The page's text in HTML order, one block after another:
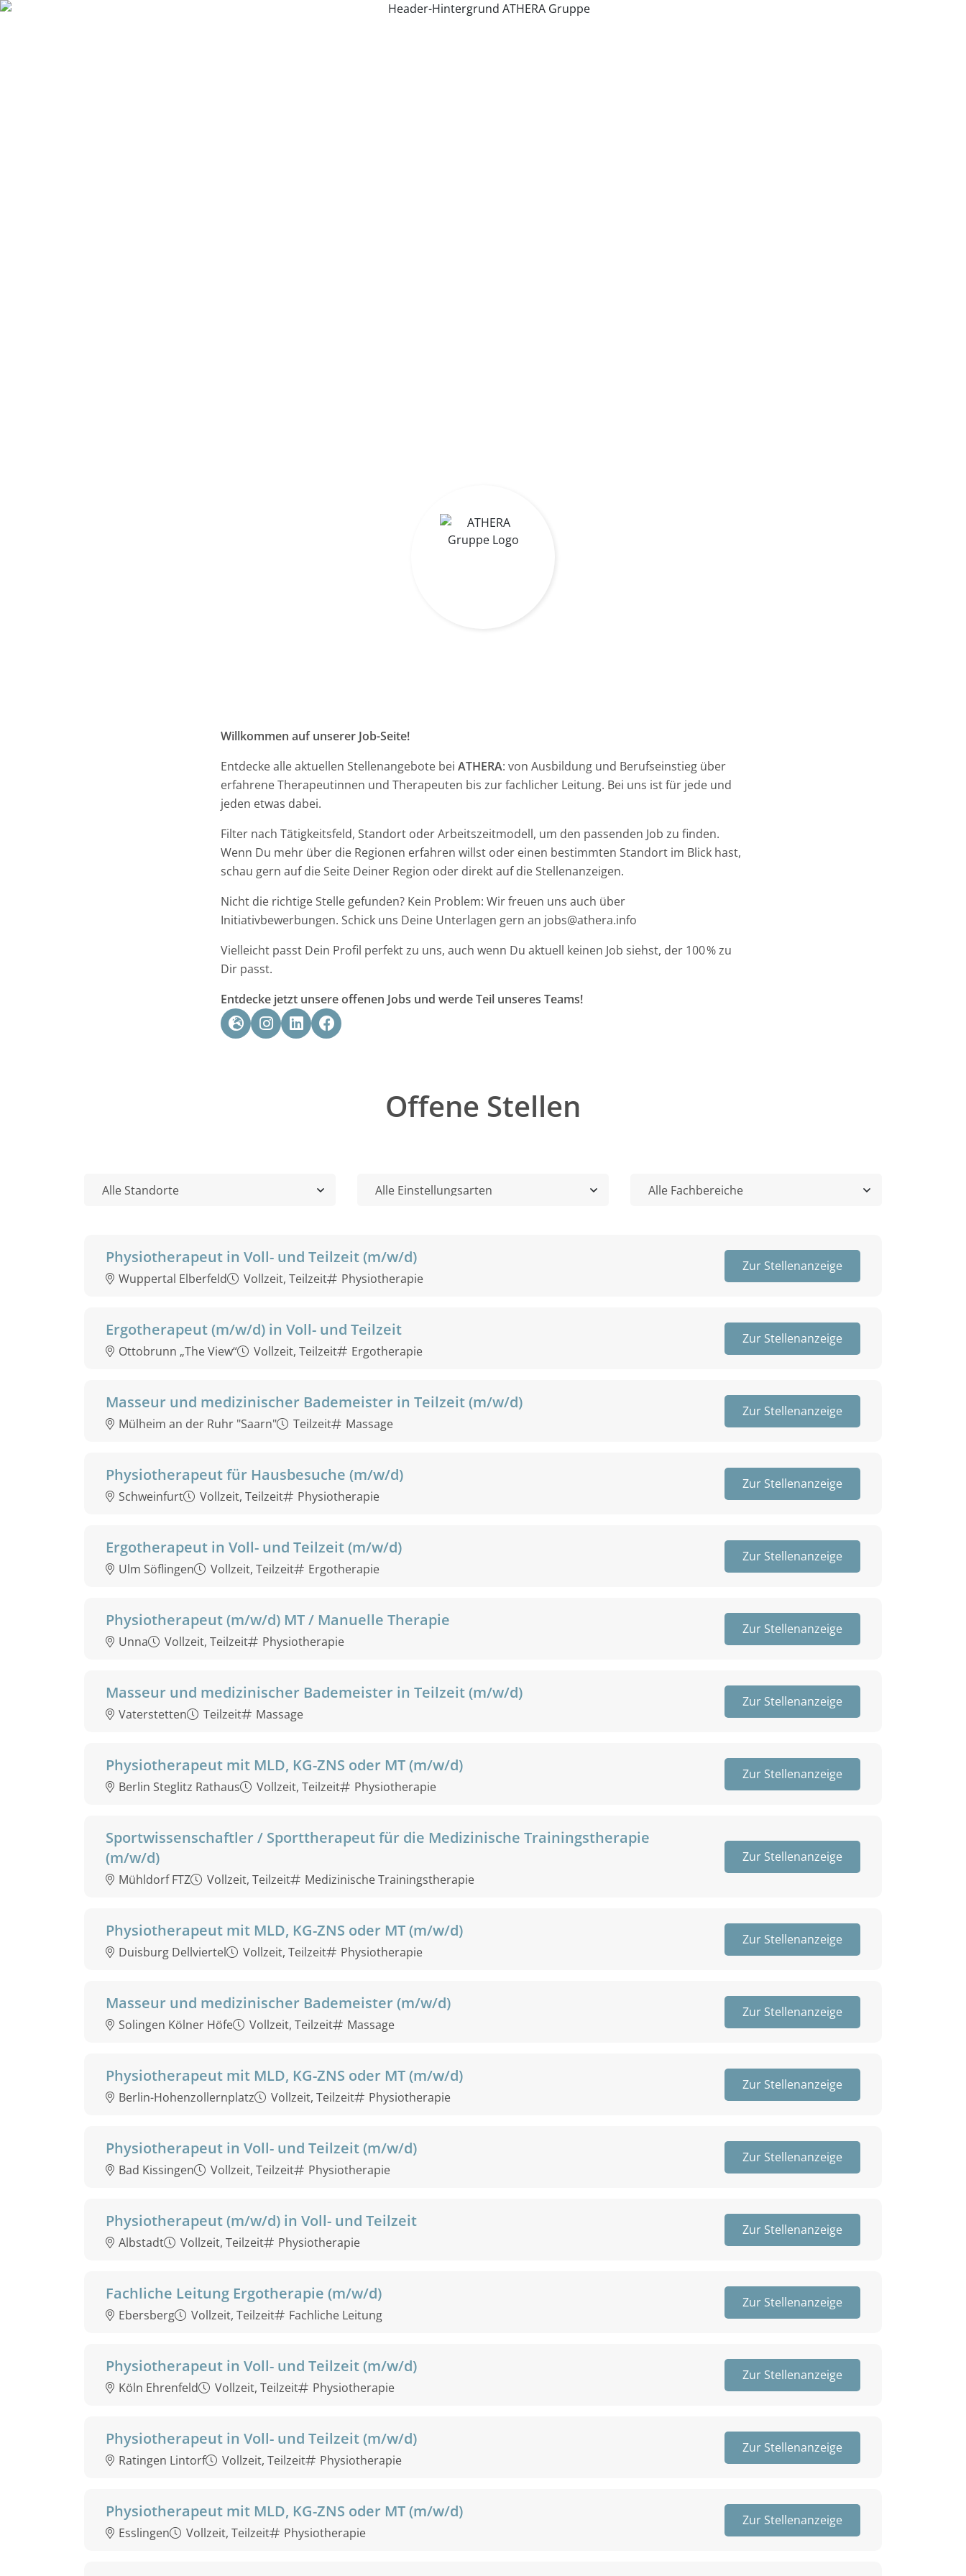
Willkommen auf unserer Job-Seite!
Entdecke alle aktuellen Stellenangebote bei ATHERA: von Ausbildung und Berufseinstieg über
erfahrene Therapeutinnen und Therapeuten bis zur fachlicher Leitung. Bei uns ist für jede und
jeden etwas dabei.
Filter nach Tätigkeitsfeld, Standort oder Arbeitszeitmodell, um den passenden Job zu finden.
Wenn Du mehr über die Regionen erfahren willst oder einen bestimmten Standort im Blick hast,
schau gern auf die Seite Deiner Region oder direkt auf die Stellenanzeigen.
Nicht die richtige Stelle gefunden? Kein Problem: Wir freuen uns auch über
Initiativbewerbungen. Schick uns Deine Unterlagen gern an jobs@athera.info
Vielleicht passt Dein Profil perfekt zu uns, auch wenn Du aktuell keinen Job siehst, der 100 % zu
Dir passt.
Entdecke jetzt unsere offenen Jobs und werde Teil unseres Teams!
Offene Stellen
Physiotherapeut in Voll- und Teilzeit (m/w/d)
Wuppertal Elberfeld Vollzeit, Teilzeit Physiotherapie
Zur Stellenanzeige
Ergotherapeut (m/w/d) in Voll- und Teilzeit
Ottobrunn „The View“ Vollzeit, Teilzeit Ergotherapie
Zur Stellenanzeige
Masseur und medizinischer Bademeister in Teilzeit (m/w/d)
Mülheim an der Ruhr "Saarn" Teilzeit Massage
Zur Stellenanzeige
Physiotherapeut für Hausbesuche (m/w/d)
Schweinfurt Vollzeit, Teilzeit Physiotherapie
Zur Stellenanzeige
Ergotherapeut in Voll- und Teilzeit (m/w/d)
Ulm Söflingen Vollzeit, Teilzeit Ergotherapie
Zur Stellenanzeige
Physiotherapeut (m/w/d) MT / Manuelle Therapie
Unna Vollzeit, Teilzeit Physiotherapie
Zur Stellenanzeige
Masseur und medizinischer Bademeister in Teilzeit (m/w/d)
Vaterstetten Teilzeit Massage
Zur Stellenanzeige
Physiotherapeut mit MLD, KG-ZNS oder MT (m/w/d)
Berlin Steglitz Rathaus Vollzeit, Teilzeit Physiotherapie
Zur Stellenanzeige
Sportwissenschaftler / Sporttherapeut für die Medizinische Trainingstherapie
(m/w/d)
Mühldorf FTZ Vollzeit, Teilzeit Medizinische Trainingstherapie
Zur Stellenanzeige
Physiotherapeut mit MLD, KG-ZNS oder MT (m/w/d)
Duisburg Dellviertel Vollzeit, Teilzeit Physiotherapie
Zur Stellenanzeige
Masseur und medizinischer Bademeister (m/w/d)
Solingen Kölner Höfe Vollzeit, Teilzeit Massage
Zur Stellenanzeige
Physiotherapeut mit MLD, KG-ZNS oder MT (m/w/d)
Berlin-Hohenzollernplatz Vollzeit, Teilzeit Physiotherapie
Zur Stellenanzeige
Physiotherapeut in Voll- und Teilzeit (m/w/d)
Bad Kissingen Vollzeit, Teilzeit Physiotherapie
Zur Stellenanzeige
Physiotherapeut (m/w/d) in Voll- und Teilzeit
Albstadt Vollzeit, Teilzeit Physiotherapie
Zur Stellenanzeige
Fachliche Leitung Ergotherapie (m/w/d)
Ebersberg Vollzeit, Teilzeit Fachliche Leitung
Zur Stellenanzeige
Physiotherapeut in Voll- und Teilzeit (m/w/d)
Köln Ehrenfeld Vollzeit, Teilzeit Physiotherapie
Zur Stellenanzeige
Physiotherapeut in Voll- und Teilzeit (m/w/d)
Ratingen Lintorf Vollzeit, Teilzeit Physiotherapie
Zur Stellenanzeige
Physiotherapeut mit MLD, KG-ZNS oder MT (m/w/d)
Esslingen Vollzeit, Teilzeit Physiotherapie
Zur Stellenanzeige